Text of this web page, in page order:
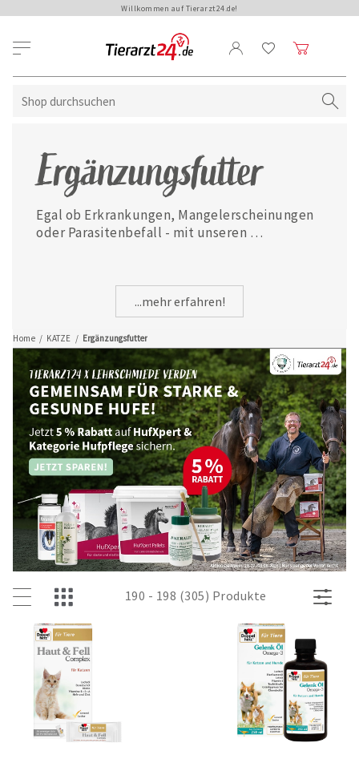
Willkommen auf Tierarzt24.de!
Home / KATZE / Ergänzungsfutter
Ergänzungsfutter
Egal ob Erkrankungen, Mangelerscheinungen
oder Parasitenbefall - mit unseren
...mehr erfahren!
190 - 198 (305) Produkte